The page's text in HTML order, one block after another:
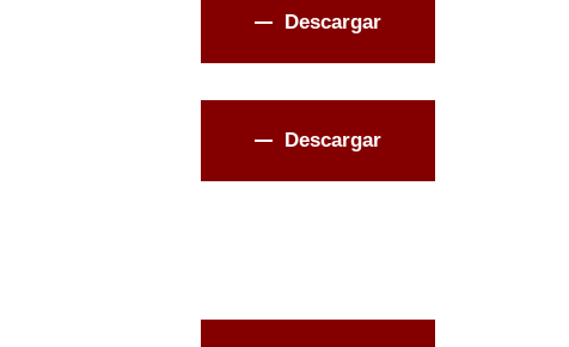
Descargar
Descargar